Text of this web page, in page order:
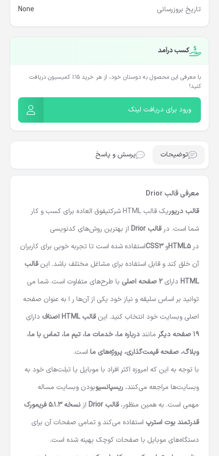
تاریخ بروزرسانی None
کسب درآمد
با معرفی این محصول به دوستان خود، از هر خرید ۱۵٪ کمیسیون دریافت
کنید!
ورود برای دریافت لینک
توضیحات پرسش و پاسخ
معرفی قالب Drior
قالب دریوریک قالب HTML شرکتی
فوق العاده برای کسب و کار
شما است. درقالب Drior
از بهترین روش‌های کدنویسی
درHTML5وCSS3استفاده شده است تا تجربه خوبی برای کاربران
آن خلق کند و قابل استفاده برای مشاغل مختلف باشد. اینقالب
HTML دارای2 صفحه اصلی
با طرح‌های متفاوت است. شما می
توانید بر اساس سلیقه و نیاز خود یکی از آن‌ها ر ا به عنوان صفحه
اصلی وبسایت خود انتخاب کنید. اینقالب HTML اصناف
دارای
19 صفحه دیگر
ماننددرباره ما، خدمات ما، تیم ما، تماس با ما،
وبلاگ، صفحه قیمت‌گذاری، پروژه‌های ما است.
با توجه به این که امروزه اکثر افراد با موبایل یا تبلت‌های خود به
وبسایت‌ها مراجعه می‌کنند، ریسپانسیوبودن وبسایت مساله
مهمی است. به همین منظور،قالب Drior از
نسخه 5.1.3 فریمورک
قدرتمند بوت استرپ استفاده می‌کند و تمامی صفحات آن برای
دستگاه‌های موبایل با صفحات کوچک بهینه شده است.